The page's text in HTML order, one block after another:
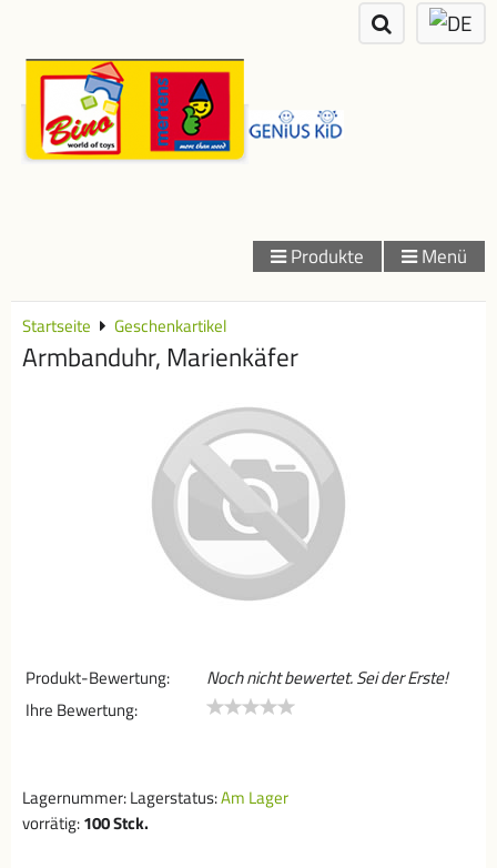
Produkte Menü
Startseite Geschenkartikel
Armbanduhr, Marienkäfer
Produkt-Bewertung:
Noch nicht bewertet. Sei der Erste!
Ihre Bewertung:
Lagernummer:Lagerstatus:Am Lager
vorrätig:100Stck.